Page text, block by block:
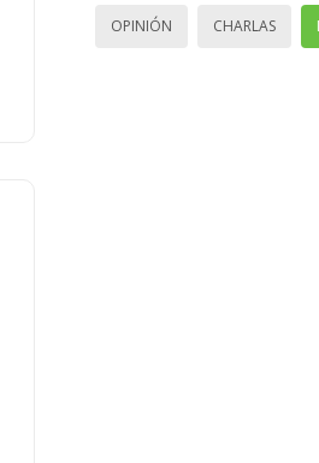
OPINIÓN CHARLAS